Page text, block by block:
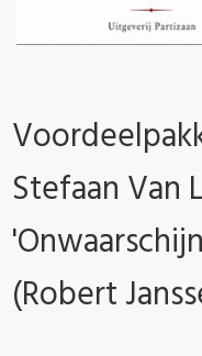
Stefaan Van
(Robert